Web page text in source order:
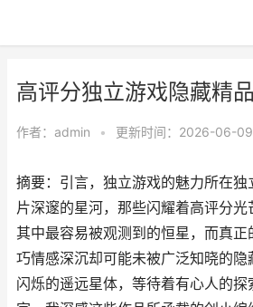
高评分独立游戏隐藏精
作者： admin • 更新时间：2026-06-09
摘要：引言，独立游戏的魅力所在
片深邃的星河，那些闪耀着高评分
其中最容易被观测到的恒星，而真
巧情感深沉却可能未被广泛知晓的
闪烁的遥远星体，等待着有心人的